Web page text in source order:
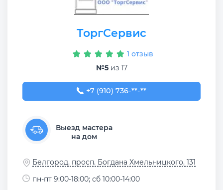
ТоргСервис
1 отзыв
№5из 17
+7 (910) 736-30-13
+7 (910) 736-**-**
Выезд мастера
на дом
Белгород, просп. Богдана Хмельницкого, 131
пн-пт 9:00-18:00; сб 10:00-14:00